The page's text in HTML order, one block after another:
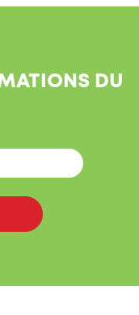
DU